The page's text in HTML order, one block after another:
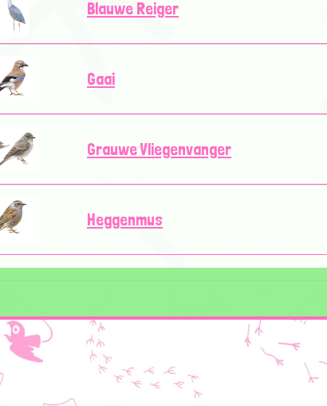
Blauwe Reiger
Gaai
Grauwe Vliegenvanger
Heggenmus